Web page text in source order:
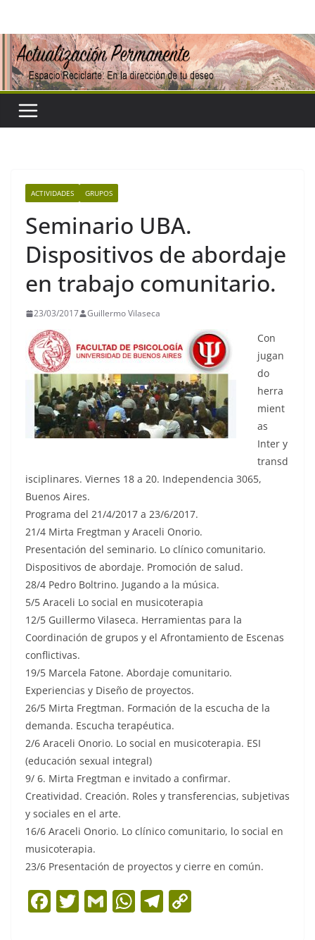
contenido
ACTIVIDADES GRUPOS
Seminario UBA.
Dispositivos de abordaje
en trabajo comunitario.
23/03/2017 Guillermo Vilaseca
Con
jugan
do
herra
mient
as
Inter y
transd
isciplinares. Viernes 18 a 20. Independencia 3065,
Buenos Aires.
Programa del 21/4/2017 a 23/6/2017.
21/4 Mirta Fregtman y Araceli Onorio.
Presentación del seminario. Lo clínico comunitario.
Dispositivos de abordaje. Promoción de salud.
28/4 Pedro Boltrino. Jugando a la música.
5/5 Araceli Lo social en musicoterapia
12/5 Guillermo Vilaseca. Herramientas para la
Coordinación de grupos y el Afrontamiento de Escenas
conflictivas.
19/5 Marcela Fatone. Abordaje comunitario.
Experiencias y Diseño de proyectos.
26/5 Mirta Fregtman. Formación de la escucha de la
demanda. Escucha terapéutica.
2/6 Araceli Onorio. Lo social en musicoterapia. ESI
(educación sexual integral)
9/ 6. Mirta Fregtman e invitado a confirmar.
Creatividad. Creación. Roles y transferencias, subjetivas
y sociales en el arte.
16/6 Araceli Onorio. Lo clínico comunitario, lo social en
musicoterapia.
23/6 Presentación de proyectos y cierre en común.
F T G W T